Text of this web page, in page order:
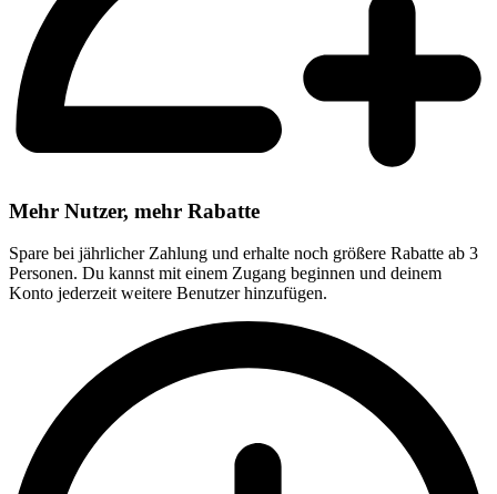
Mehr Nutzer, mehr Rabatte
Spare bei jährlicher Zahlung und erhalte noch größere Rabatte ab 3
Personen. Du kannst mit einem Zugang beginnen und deinem
Konto jederzeit weitere Benutzer hinzufügen.